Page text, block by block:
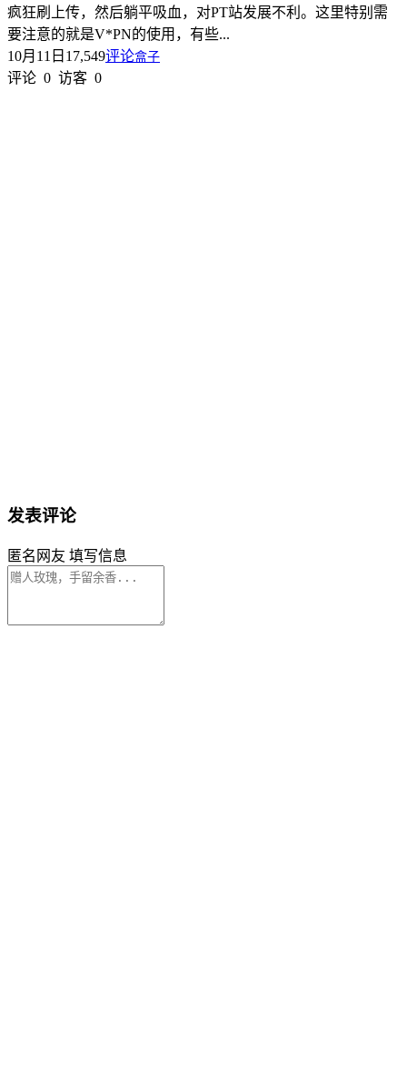
疯狂刷上传，然后躺平吸血，对PT站发展不利。这里特别需
要注意的就是V*PN的使用，有些...
10月11日 17,549评论盒子
评论 0 访客 0
发表评论
匿名网友 填写信息